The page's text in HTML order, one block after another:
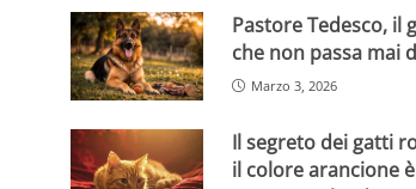
Pastore Tedesco, il
che non passa mai
Marzo 3, 2026
Il segreto dei gatti
il colore arancione